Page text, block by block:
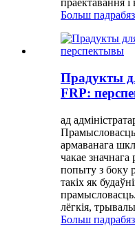
праектавання і
Больш
Прадукты
FRP:
ад
армаванага
чакае значнага
попыту з боку
такіх як
лёгкія,
Больш